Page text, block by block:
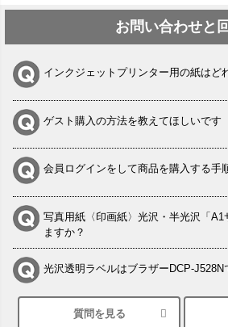
お問い合わせと
インクジェットプリンター用の紙はど
ゲスト購入の方法を教えてほしいです
会員ログインをして商品を購入する手
写真用紙〈印画紙〉光沢・半光沢「A1
ますか？
光沢透明ラベルはブラザーDCP-J528N
シルバーペーパーにEPSON EP-30VA
質問を見る